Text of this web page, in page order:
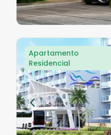
Apartamento
Residencial